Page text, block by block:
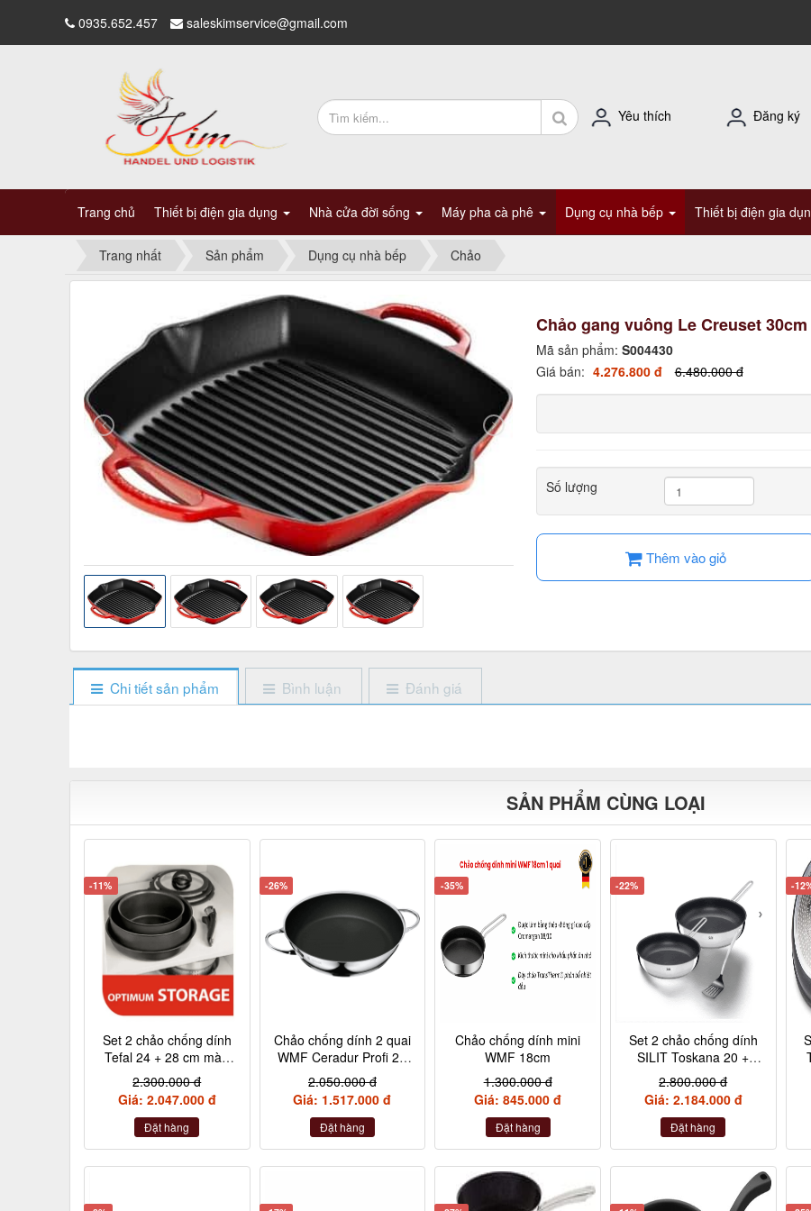
0935.652.457 saleskimservice@gmail.com
Yêu thích Đăng ký
Trang chủ Thiết bị điện gia dụng Nhà cửa đời sống Máy pha cà phê Dụng cụ nhà bếp Thiết bị điện gia
Trang nhất Sản phẩm Dụng cụ nhà bếp Chảo
Chảo gang vuông Le Creuset
Mã sản phẩm: S004430
Giá bán: 4.276.800 đ 6.480.000 đ
Số lượng
Thêm vào giỏ
Chi tiết sản phẩm Bình luận Đánh giá
SẢN PHẨM CÙNG LOẠI
-11%
Set 2 chảo chống dính
Tefal 24 + 28 cm màu
đen cán rời L6509205
2.300.000 đ
Giá: 2.047.000 đ
Đặt hàng
-26%
Chảo chống dính 2 quai
WMF Ceradur Profi 28
cm nội địa Đức
2.050.000 đ
Giá: 1.517.000 đ
Đặt hàng
-35%
Chảo chống dính mini
WMF 18cm
1.300.000 đ
Giá: 845.000 đ
Đặt hàng
-22%
Set 2 chảo chống dính
SILIT Toskana 20 +
28cm kèm xẻng
2.800.000 đ
Giá: 2.184.000 đ
Đặt hàng
-